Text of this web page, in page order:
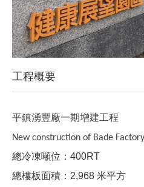
工程概要
平鎮湧豐廠一期增建工程
New construction of Bade Factory
總冷凍噸位：400RT
總樓板面積：2,968 米平方